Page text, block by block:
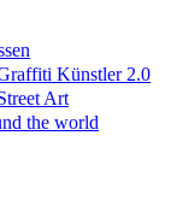
Künstler 2.0
Art
the world